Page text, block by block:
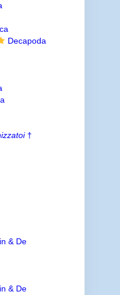
Decapoda
†
& De
& De